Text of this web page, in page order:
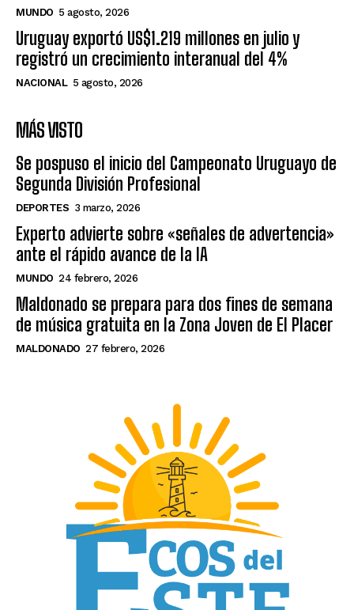
MUNDO 5 agosto, 2026
Uruguay exportó US$1.219 millones en julio y
registró un crecimiento interanual del 4%
NACIONAL 5 agosto, 2026
MÁS VISTO
Se pospuso el inicio del Campeonato Uruguayo de
Segunda División Profesional
DEPORTES 3 marzo, 2026
Experto advierte sobre «señales de advertencia»
ante el rápido avance de la IA
MUNDO 24 febrero, 2026
Maldonado se prepara para dos fines de semana
de música gratuita en la Zona Joven de El Placer
MALDONADO 27 febrero, 2026